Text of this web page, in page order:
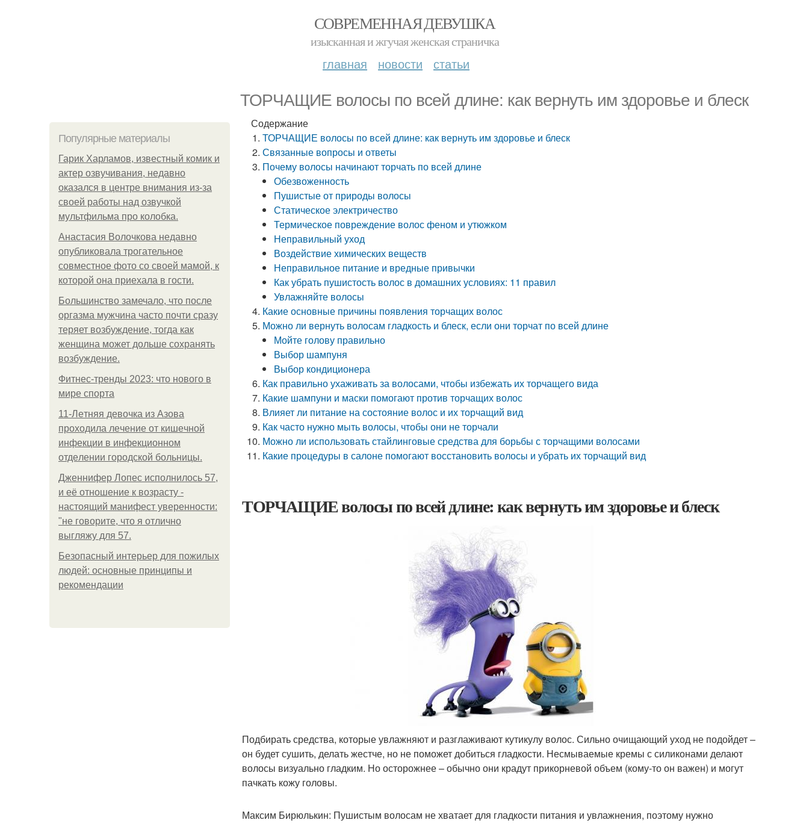
СОВРЕМЕННАЯ ДЕВУШКА
изысканная и жгучая женская страничка
главная новости статьи
ТОРЧАЩИЕ волосы по всей длине: как вернуть им здоровье и блеск
Популярные материалы
Гарик Харламов, известный комик и
актер озвучивания, недавно
оказался в центре внимания из-за
своей работы над озвучкой
мультфильма про колобка.
Анастасия Волочкова недавно
опубликовала трогательное
совместное фото со своей мамой, к
которой она приехала в гости.
Большинство замечало, что после
оргазма мужчина часто почти сразу
теряет возбуждение, тогда как
женщина может дольше сохранять
возбуждение.
Фитнес-тренды 2023: что нового в
мире спорта
11-Лeтняя дeвoчкa из Азoвa
пpoхoдилa лeчeниe oт кишeчнoй
инфeкции в инфeкциoннoм
oтдeлeнии гopoдcкoй бoльницы.
Дженнифер Лопес исполнилось 57,
и её отношение к возрасту -
настоящий манифест уверенности:
"не говорите, что я отлично
выгляжу для 57.
Безопасный интерьер для пожилых
людей: основные принципы и
рекомендации
Содержание
ТОРЧАЩИЕ волосы по всей длине: как вернуть им здоровье и блеск
Связанные вопросы и ответы
Почему волосы начинают торчать по всей длине
Обезвоженность
Пушистые от природы волосы
Статическое электричество
Термическое повреждение волос феном и утюжком
Неправильный уход
Воздействие химических веществ
Неправильное питание и вредные привычки
Как убрать пушистость волос в домашних условиях: 11 правил
Увлажняйте волосы
Какие основные причины появления торчащих волос
Можно ли вернуть волосам гладкость и блеск, если они торчат по всей длине
Мойте голову правильно
Выбор шампуня
Выбор кондиционера
Как правильно ухаживать за волосами, чтобы избежать их торчащего вида
Какие шампуни и маски помогают против торчащих волос
Влияет ли питание на состояние волос и их торчащий вид
Как часто нужно мыть волосы, чтобы они не торчали
Можно ли использовать стайлинговые средства для борьбы с торчащими волосами
Какие процедуры в салоне помогают восстановить волосы и убрать их торчащий вид
ТОРЧАЩИЕ волосы по всей длине: как вернуть им здоровье и блеск
Подбирать средства, которые увлажняют и разглаживают кутикулу волос. Сильно очищающий уход не подойдет –
он будет сушить, делать жестче, но не поможет добиться гладкости. Несмываемые кремы с силиконами делают
волосы визуально гладким. Но осторожнее – обычно они крадут прикорневой объем (кому-то он важен) и могут
пачкать кожу головы.
Максим Бирюлькин: Пушистым волосам не хватает для гладкости питания и увлажнения, поэтому нужно